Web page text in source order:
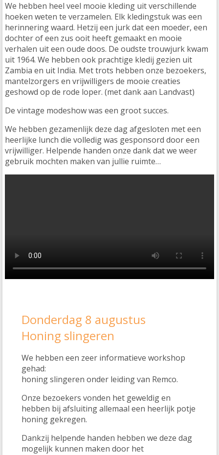
We hebben heel veel mooie kleding uit verschillende
hoeken weten te verzamelen. Elk kledingstuk was een
herinnering waard. Hetzij een jurk dat een moeder, een
dochter of een zus ooit heeft gemaakt en mooie
verhalen uit een oude doos. De oudste trouwjurk kwam
uit 1964. We hebben ook prachtige kledij gezien uit
Zambia en uit India. Met trots hebben onze bezoekers,
mantelzorgers en vrijwilligers de mooie creaties
geshowd op de rode loper. (met dank aan Landvast)
De vintage modeshow was een groot succes.
We hebben gezamenlijk deze dag afgesloten met een
heerlijke lunch die volledig was gesponsord door een
vrijwilliger. Helpende handen onze dank dat we weer
gebruik mochten maken van jullie ruimte…
Donderdag 8 augustus
Honing slingeren
We hebben een zeer informatieve workshop
gehad:
honing slingeren onder leiding van Remco.
Onze bezoekers vonden het geweldig en
hebben bij afsluiting allemaal een heerlijk potje
honing gekregen.
Dankzij helpende handen hebben we deze dag
mogelijk kunnen maken door het